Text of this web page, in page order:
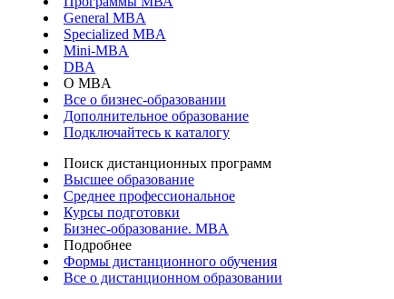
General MBA
Specialized MBA
Mini-MBA
DBA
О MBA
Все о бизнес-образовании
Дополнительное образование
Подключайтесь к каталогу
Поиск дистанционных программ
Высшее образование
Среднее профессиональное
Курсы подготовки
Бизнес-образование. MBA
Подробнее
Формы дистанционного обучения
Все о дистанционном образовании